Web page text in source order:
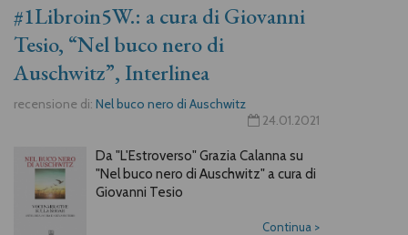
#1Libroin5W.: a cura di Giovanni
Tesio, “Nel buco nero di
Auschwitz”, Interlinea
recensione di: Nel buco nero di Auschwitz
24.01.2021
Da "L'Estroverso" Grazia Calanna su
"Nel buco nero di Auschwitz" a cura di
Giovanni Tesio
Continua >